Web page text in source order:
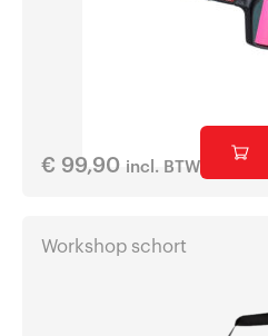
€ 99,90 incl. BTW
Workshop schort